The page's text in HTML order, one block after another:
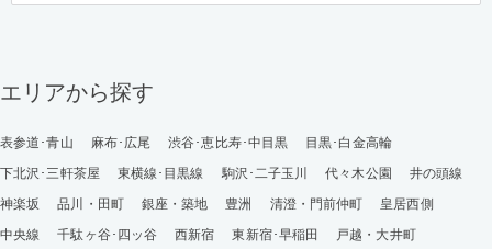
エリアから探す
表参道･青山 麻布･広尾 渋谷･恵比寿･中目黒
目黒･白金高輪
下北沢･三軒茶屋
東横線･目黒線 駒沢･二子玉川 代々木公園
井の頭線
神楽坂
品川・田町 銀座・築地 豊洲 清澄・門前仲町
皇居西側
中央線
千駄ヶ谷･四ッ谷 西新宿 東新宿･早稲田
戸越・大井町